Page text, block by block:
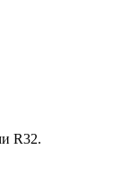
R32.